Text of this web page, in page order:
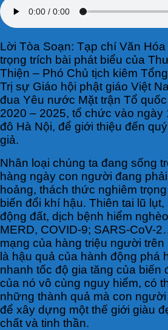
Lời Tòa Soạn: Tạp chí Văn
trọng trích bài phát biểu của
Thiện – Phó Chủ tịch kiêm
Trị sự Giáo hội phật giáo Việt
đua Yêu nước Mặt trận Tổ
2020 – 2025, tổ chức vào ngày
đô Hà Nội, để giới thiệu đến
giả.
Nhân loại chúng ta đang sống
hàng ngày con người đang
hoảng, thách thức nghiêm
biến đổi khí hậu. Thiên tai lũ
động đất, dịch bệnh hiểm
MERD, COVID-9; SARS-CoV-
mạng của hàng triệu người
là hậu quả của hành động phá
nhanh tốc độ gia tăng của biến
của nó vô cùng nguy hiểm, có
những thành quả mà con
để xây dựng một thế giới giàu
chất và tinh thần.